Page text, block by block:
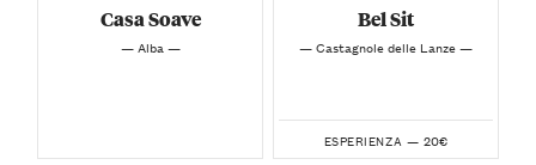
Casa Soave
— Alba —
Bel Sit
— Castagnole delle Lanze —
ESPERIENZA — 20€